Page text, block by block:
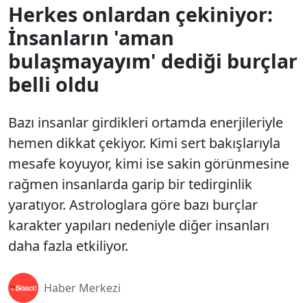
Herkes onlardan çekiniyor:
İnsanların 'aman
bulaşmayayım' dediği burçlar
belli oldu
Bazı insanlar girdikleri ortamda enerjileriyle
hemen dikkat çekiyor. Kimi sert bakışlarıyla
mesafe koyuyor, kimi ise sakin görünmesine
rağmen insanlarda garip bir tedirginlik
yaratıyor. Astrologlara göre bazı burçlar
karakter yapıları nedeniyle diğer insanları
daha fazla etkiliyor.
Haber Merkezi